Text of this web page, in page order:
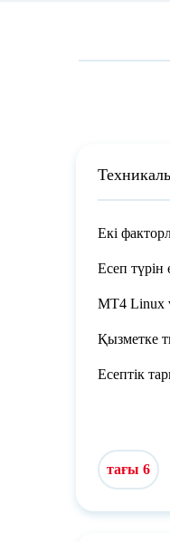
Екі
Есеп түрін
MT4 Linux
Қызметке
Есептік
тағы 6